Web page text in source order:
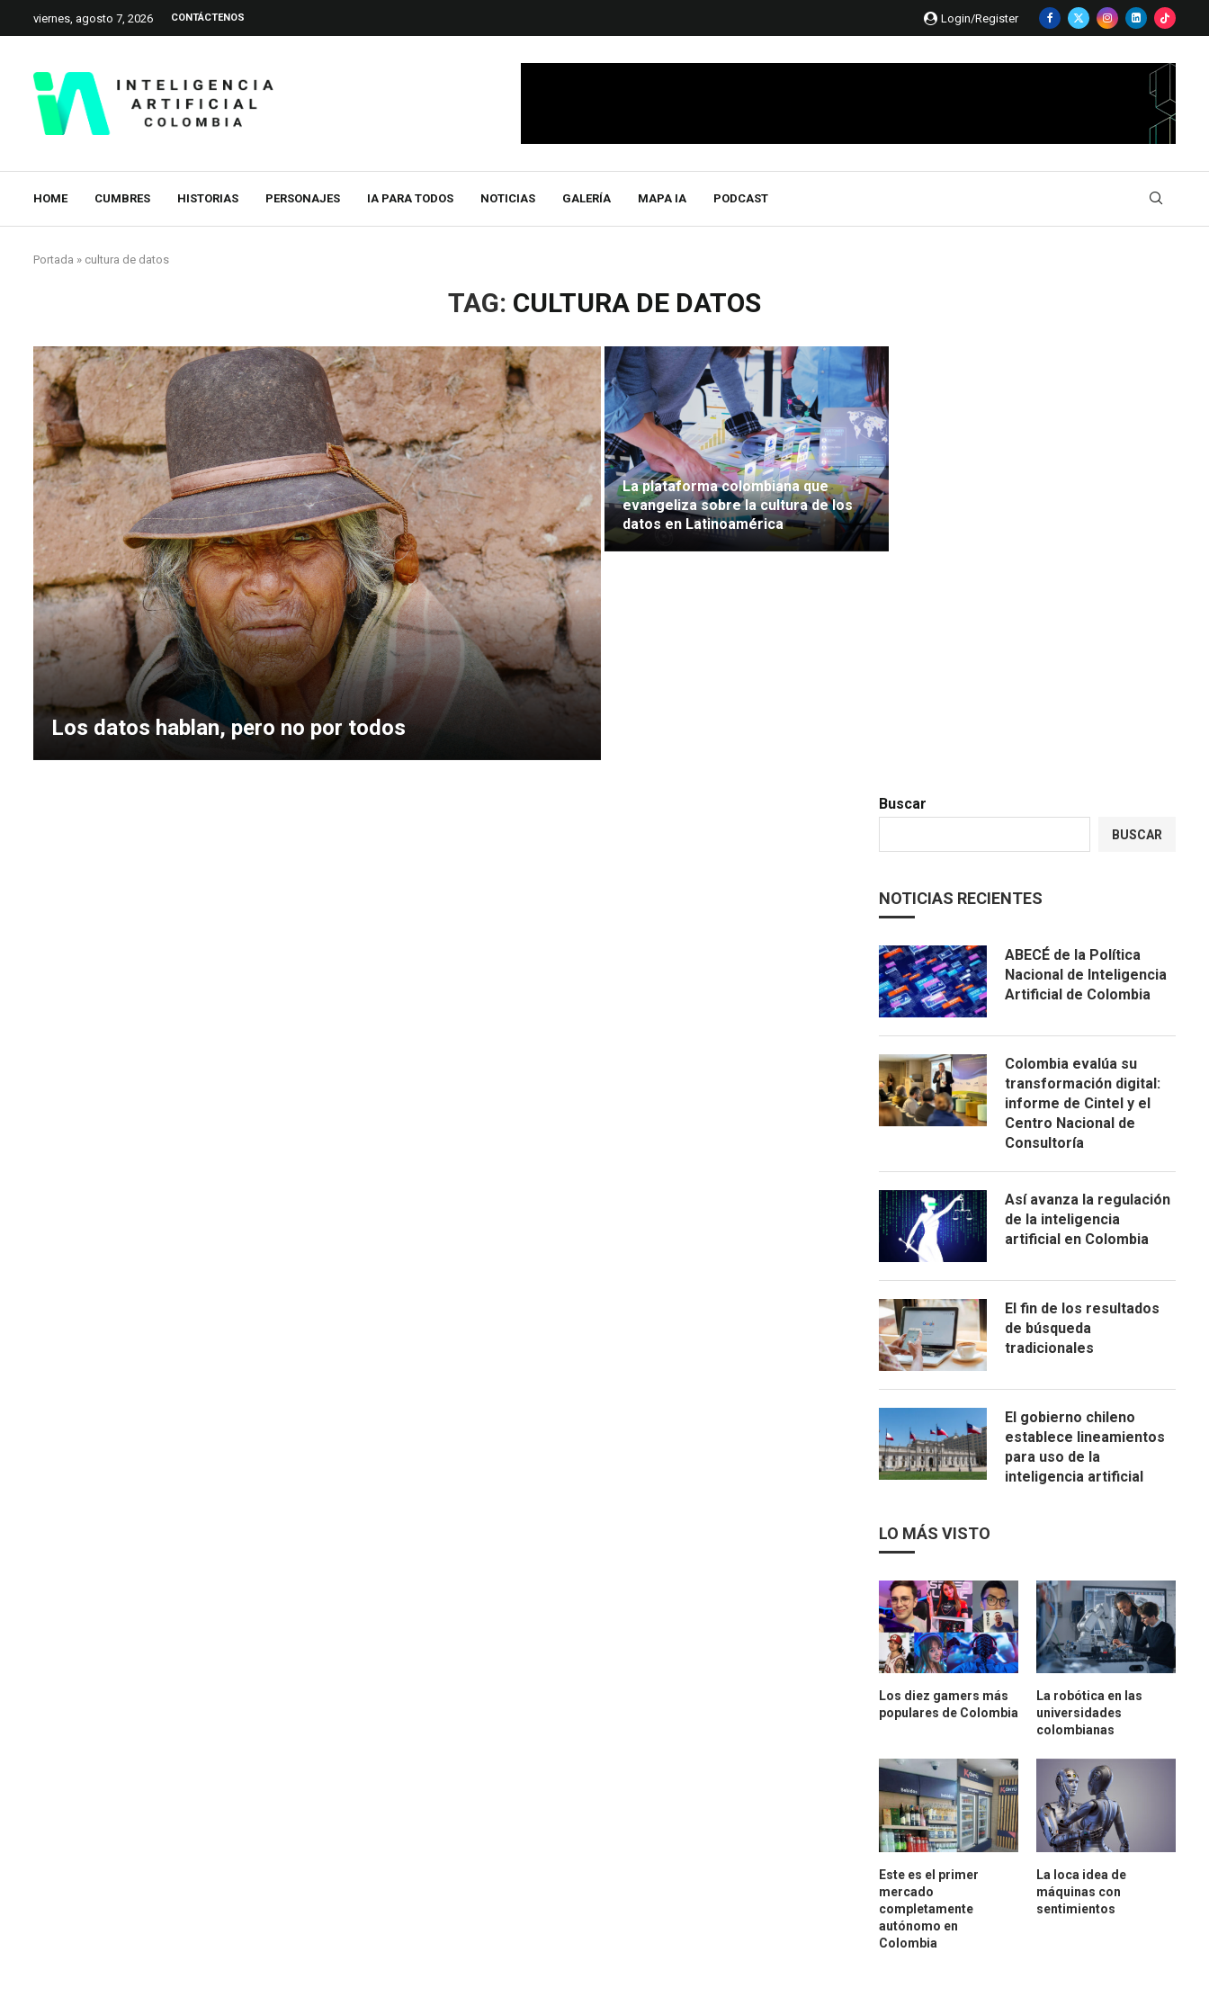
viernes, agosto 7, 2026 CONTÁCTENOS Login/Register
HOME CUMBRES HISTORIAS PERSONAJES IA PARA TODOS NOTICIAS GALERÍA MAPA IA PODCAST
Portada » cultura de datos
TAG: CULTURA DE DATOS
Los datos hablan, pero no por todos
La plataforma colombiana que
evangeliza sobre la cultura de los
datos en Latinoamérica
Buscar
BUSCAR
NOTICIAS RECIENTES
ABECÉ de la Política
Nacional de Inteligencia
Artificial de Colombia
Colombia evalúa su
transformación digital:
informe de Cintel y el
Centro Nacional de
Consultoría
Así avanza la regulación
de la inteligencia
artificial en Colombia
El fin de los resultados
de búsqueda
tradicionales
El gobierno chileno
establece lineamientos
para uso de la
inteligencia artificial
LO MÁS VISTO
Los diez gamers más
populares de Colombia
La robótica en las
universidades
colombianas
Este es el primer
mercado
completamente
autónomo en
Colombia
La loca idea de
máquinas con
sentimientos